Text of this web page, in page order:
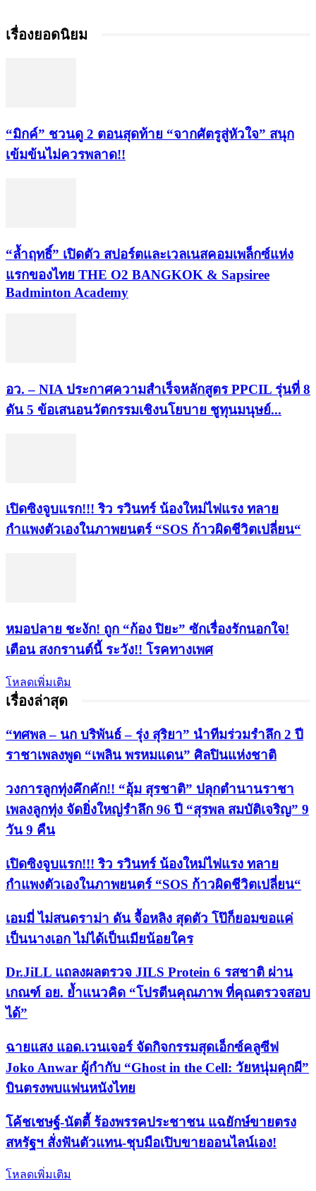
เรื่องยอดนิยม
“มิกค์” ชวนดู 2 ตอนสุดท้าย “จากศัตรูสู่หัวใจ” สนุก
เข้มข้นไม่ควรพลาด!!
“ล้ำฤทธิ์” เปิดตัว สปอร์ตและเวลเนสคอมเพล็กซ์แห่ง
แรกของไทย THE O2 BANGKOK & Sapsiree
Badminton Academy
อว. – NIA ประกาศความสำเร็จหลักสูตร PPCIL รุ่นที่ 8
ดัน 5 ข้อเสนอนวัตกรรมเชิงนโยบาย ชูทุนมนุษย์...
เปิดซิงจูบแรก!!! ริว รวินทร์ น้องใหม่ไฟแรง ทลาย
กำแพงตัวเองในภาพยนตร์ “SOS ก้าวผิดชีวิตเปลี่ยน“
หมอปลาย ชะงัก! ถูก “ก้อง ปิยะ” ซักเรื่องรักนอกใจ!
เตือน สงกรานต์นี้ ระวัง!! โรคทางเพศ
โหลดเพิ่มเติม
เรื่องล่าสุด
“ทศพล – นก บริพันธ์ – รุ่ง สุริยา” นำทีมร่วมรำลึก 2 ปี
ราชาเพลงพูด “เพลิน พรหมแดน” ศิลปินแห่งชาติ
วงการลูกทุ่งคึกคัก!! “อุ้ม สุรชาติ” ปลุกตำนานราชา
เพลงลูกทุ่ง จัดยิ่งใหญ่รำลึก 96 ปี “สุรพล สมบัติเจริญ” 9
วัน 9 คืน
เปิดซิงจูบแรก!!! ริว รวินทร์ น้องใหม่ไฟแรง ทลาย
กำแพงตัวเองในภาพยนตร์ “SOS ก้าวผิดชีวิตเปลี่ยน“
เอมมี่ ไม่สนดราม่า ดัน จื้อหลิง สุดตัว โป๊ก็ยอมขอแค่
เป็นนางเอก ไม่ได้เป็นเมียน้อยใคร
Dr.JiLL แถลงผลตรวจ JILS Protein 6 รสชาติ ผ่าน
เกณฑ์ อย. ย้ำแนวคิด “โปรตีนคุณภาพ ที่คุณตรวจสอบ
ได้”
ฉายแสง แอด.เวนเจอร์ จัดกิจกรรมสุดเอ็กซ์คลูซีฟ
Joko Anwar ผู้กำกับ “Ghost in the Cell: วัยหนุ่มคุกผี”
บินตรงพบแฟนหนังไทย
​โค้ชเชษฐ์-นัตตี้ ร้องพรรคประชาชน แฉยักษ์ขายตรง
สหรัฐฯ สั่งฟันตัวแทน-ชุบมือเปิบขายออนไลน์เอง!
โหลดเพิ่มเติม